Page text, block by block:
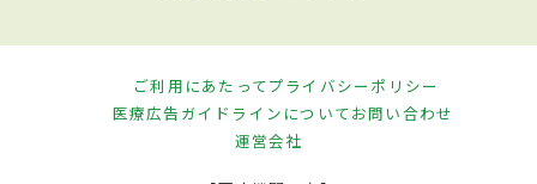
ご利用にあたってプライバシーポリシー
医療広告ガイドラインについてお問い合わせ
運営会社